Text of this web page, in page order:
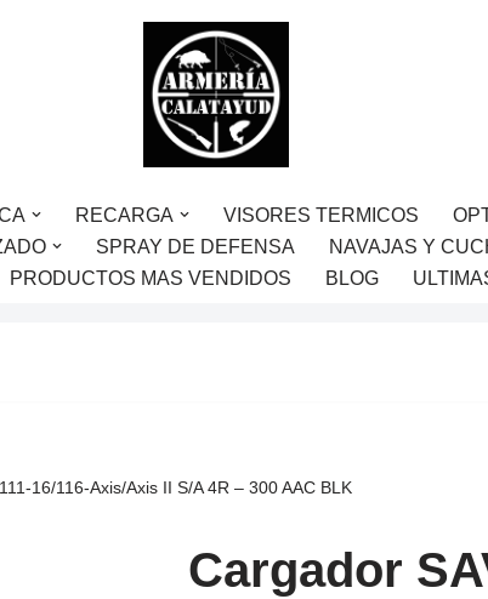
RECARGA VISORES TERMICOS
SPRAY DE DEFENSA NAVAJAS Y
PRODUCTOS MAS VENDIDOS BLOG
16/116-Axis/Axis II S/A 4R – 300 AAC BLK
Cargador